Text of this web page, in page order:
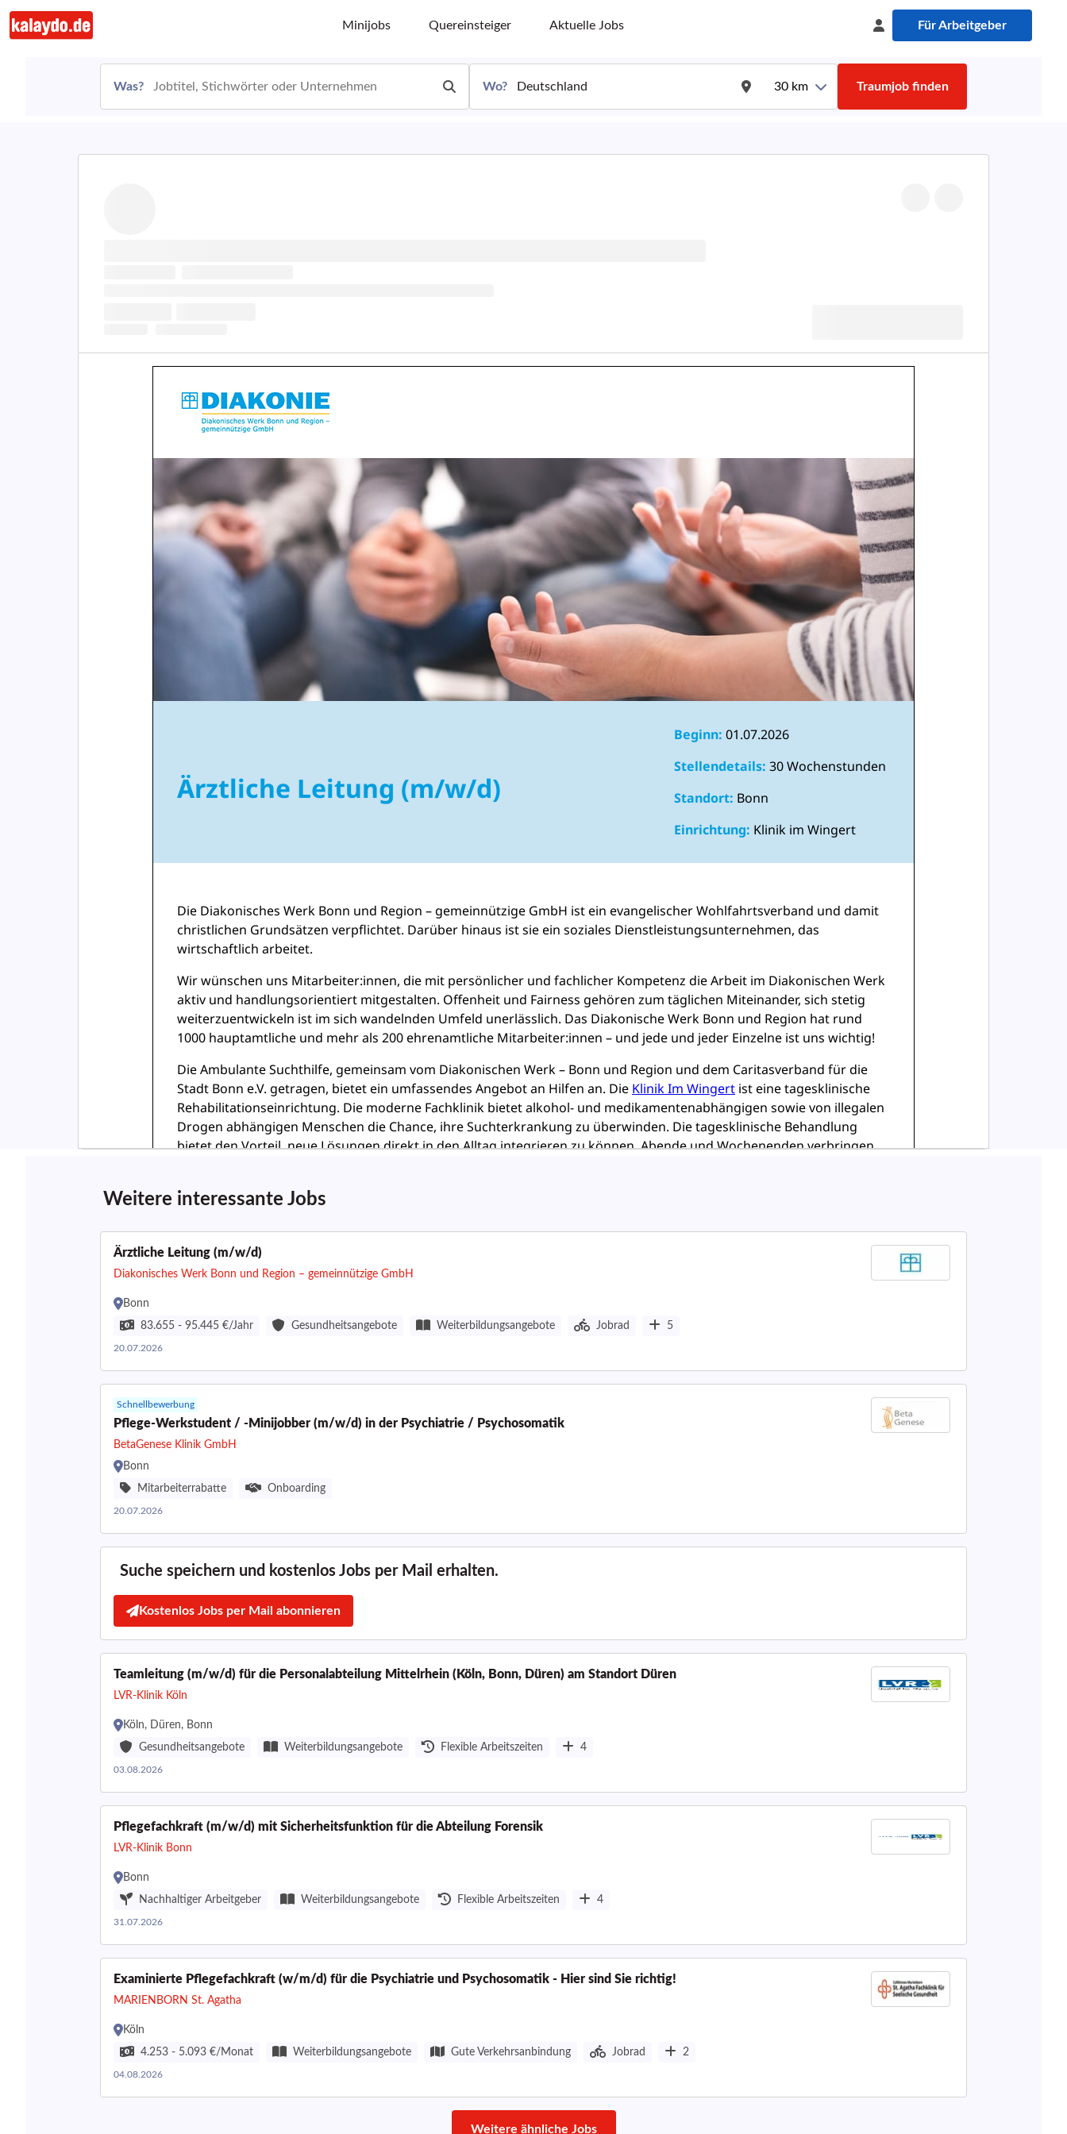
Minijobs Quereinsteiger Aktuelle Jobs Für Arbeitgeber
Was? Wo? 30 km Traumjob finden
Weitere interessante Jobs
Ärztliche Leitung (m/w/d)
Diakonisches Werk Bonn und Region – gemeinnützige GmbH
Bonn
83.655 - 95.445 €/Jahr
Gesundheitsangebote Weiterbildungsangebote Jobrad 5
20.07.2026
Schnellbewerbung
Pflege-Werkstudent / -Minijobber (m/w/d) in der Psychiatrie / Psychosomatik
BetaGenese Klinik GmbH
Bonn
Mitarbeiterrabatte
Onboarding
20.07.2026
Suche speichern und kostenlos Jobs per Mail erhalten.
Kostenlos Jobs per Mail abonnieren
Teamleitung (m/w/d) für die Personalabteilung Mittelrhein (Köln, Bonn, Düren) am Standort Düren
LVR-Klinik Köln
Köln, Düren, Bonn
Gesundheitsangebote
Weiterbildungsangebote Flexible Arbeitszeiten 4
03.08.2026
Pflegefachkraft (m/w/d) mit Sicherheitsfunktion für die Abteilung Forensik
LVR-Klinik Bonn
Bonn
Nachhaltiger Arbeitgeber
Weiterbildungsangebote Flexible Arbeitszeiten 4
31.07.2026
Examinierte Pflegefachkraft (w/m/d) für die Psychiatrie und Psychosomatik - Hier sind Sie richtig!
MARIENBORN St. Agatha
Köln
4.253 - 5.093 €/Monat
Weiterbildungsangebote Gute Verkehrsanbindung Jobrad 2
04.08.2026
Weitere ähnliche Jobs